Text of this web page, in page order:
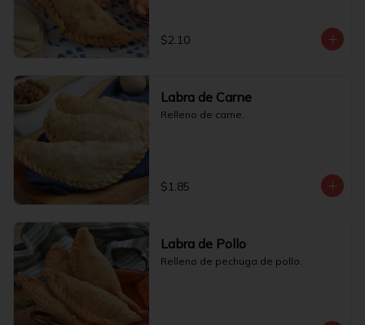
$2.10
Labra de Carne
Relleno de carne.
$1.85
Labra de Pollo
Relleno de pechuga de pollo.